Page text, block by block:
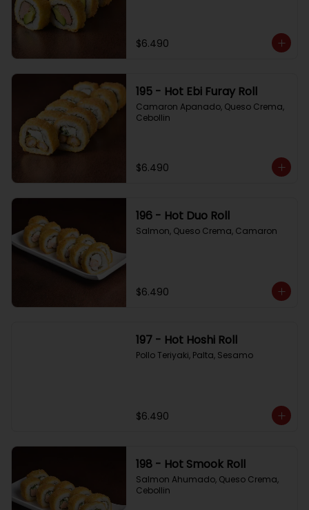
$6.490
195 - Hot Ebi Furay Roll
Camaron Apanado, Queso Crema,
Cebollin
$6.490
196 - Hot Duo Roll
Salmon, Queso Crema, Camaron
$6.490
197 - Hot Hoshi Roll
Pollo Teriyaki, Palta, Sesamo
$6.490
198 - Hot Smook Roll
Salmon Ahumado, Queso Crema,
Cebollin